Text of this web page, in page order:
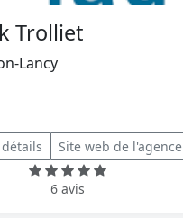
Trolliet
Lancy
Site web de l'agence
6 avis